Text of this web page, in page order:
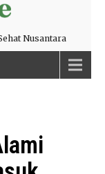
Nusantara